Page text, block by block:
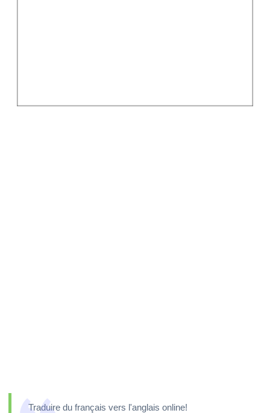
Traduire du français vers l'anglais online!